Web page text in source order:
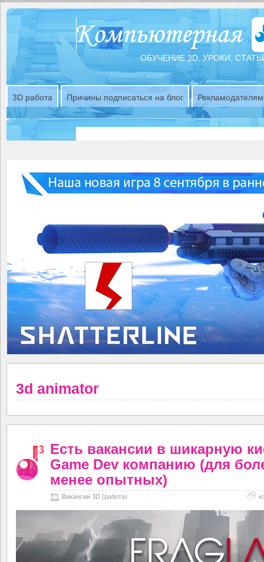
ОБУЧЕНИЕ 3D, УРОКИ,
3D работа Причины подписаться на блог Рекламодателям
3d animator
Есть вакансии в шикарную
Game Dev компанию (для
менее опытных)
Вакансии 3D (работа)